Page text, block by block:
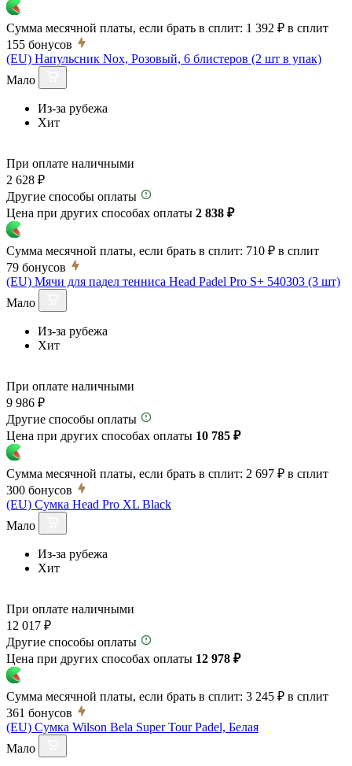
Сумма месячной платы, если брать в сплит: 1 392 ₽ в сплит
155 бонусов
(EU) Напульсник Nox, Розовый, 6 блистеров (2 шт в упак)
Мало
Из-за рубежа
Хит
При оплате наличными
2 628 ₽
Другие способы оплаты
Цена при других способах оплаты 2 838 ₽
Сумма месячной платы, если брать в сплит: 710 ₽ в сплит
79 бонусов
(EU) Мячи для падел тенниса Head Padel Pro S+ 540303 (3 шт)
Мало
Из-за рубежа
Хит
При оплате наличными
9 986 ₽
Другие способы оплаты
Цена при других способах оплаты 10 785 ₽
Сумма месячной платы, если брать в сплит: 2 697 ₽ в сплит
300 бонусов
(EU) Сумка Head Pro XL Black
Мало
Из-за рубежа
Хит
При оплате наличными
12 017 ₽
Другие способы оплаты
Цена при других способах оплаты 12 978 ₽
Сумма месячной платы, если брать в сплит: 3 245 ₽ в сплит
361 бонусов
(EU) Сумка Wilson Bela Super Tour Padel, Белая
Мало